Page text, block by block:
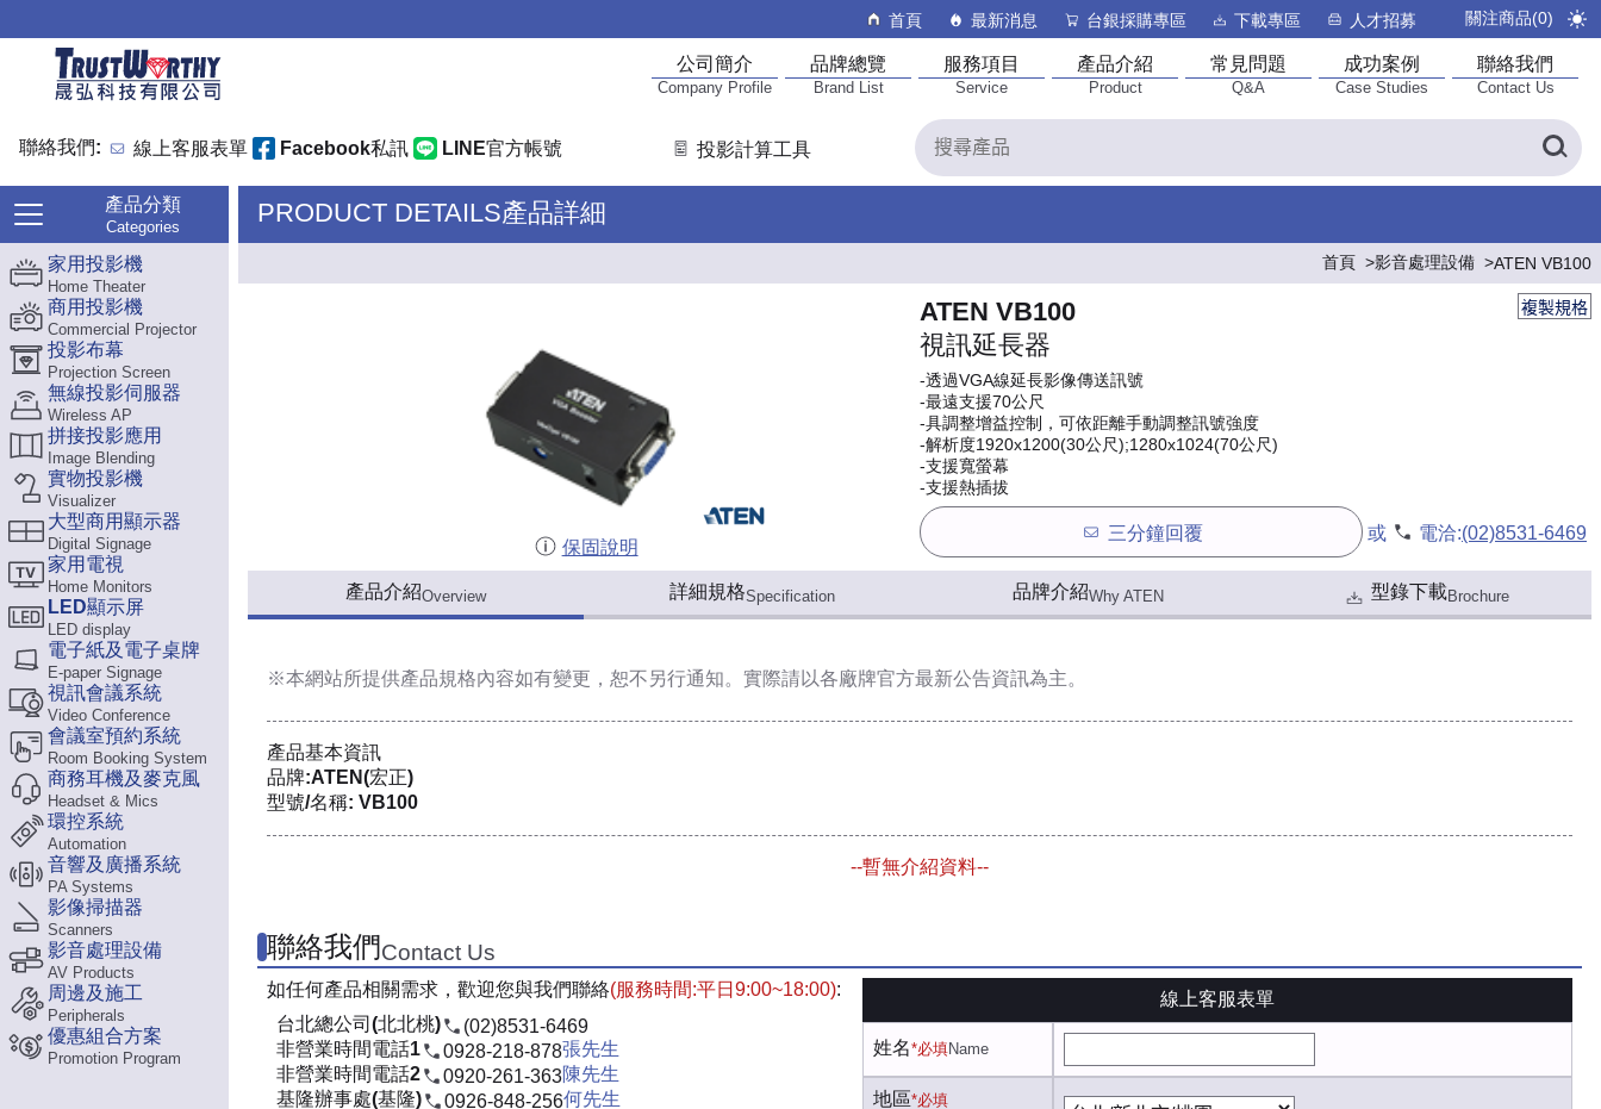
首頁 最新消息 台銀採購專區 下載專區 人才招募 關注商品(0)
公司簡介
Company Profile
品牌總覽
Brand List
服務項目
Service
產品介紹
Product
常見問題
Q&A
成功案例
Case Studies
聯絡我們
Contact Us
聯絡我們: 線上客服表單 Facebook私訊 LINE官方帳號 投影計算工具
產品分類
Categories
家用投影機
Home Theater
商用投影機
Commercial Projector
投影布幕
Projection Screen
無線投影伺服器
Wireless AP
拼接投影應用
Image Blending
實物投影機
Visualizer
大型商用顯示器
Digital Signage
家用電視
Home Monitors
LED顯示屏
LED display
電子紙及電子桌牌
E-paper Signage
視訊會議系統
Video Conference
會議室預約系統
Room Booking System
商務耳機及麥克風
Headset & Mics
環控系統
Automation
音響及廣播系統
PA Systems
影像掃描器
Scanners
影音處理設備
AV Products
周邊及施工
Peripherals
優惠組合方案
Promotion Program
PRODUCT DETAILS產品詳細
首頁 影音處理設備 ATEN VB100
複製規格
保固說明
ATEN VB100
視訊延長器
-透過VGA線延長影像傳送訊號
-最遠支援70公尺
-具調整增益控制，可依距離手動調整訊號強度
-解析度1920x1200(30公尺);1280x1024(70公尺)
-支援寬螢幕
-支援熱插拔
三分鐘回覆 或 電洽:(02)8531-6469
產品介紹Overview 詳細規格Specification 品牌介紹Why ATEN 型錄下載Brochure
※本網站所提供產品規格內容如有變更，恕不另行通知。實際請以各廠牌官方最新公告資訊為主。
產品基本資訊
品牌:ATEN(宏正)
型號/名稱: VB100
--暫無介紹資料--
聯絡我們Contact Us
如任何產品相關需求，歡迎您與我們聯絡(服務時間:平日9:00~18:00):
台北總公司(北北桃)
(02)8531-6469
非營業時間電話1
0928-218-878張先生
非營業時間電話2
0920-261-363陳先生
基隆辦事處(基隆)
0926-848-256何先生
線上客服表單
姓名*必填Name
地區*必填